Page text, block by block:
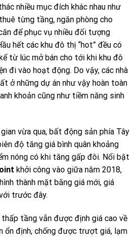
nhiều mục đích khác nhau như
từng tầng, ngăn phòng cho
để phục vụ nhiều đối tượng
hết các khu đô thị “hot” đều có
từ lúc mở bán cho tới khi khu đô
đi vào hoạt động. Do vậy, các nhà
ở những dự án như vậy hoàn toàn
khoản cũng như tiềm năng sinh
vừa qua, bất động sản phía Tây
độ tăng giá bình quân khoảng
nóng có khi tăng gấp đôi. Nổi bật
khởi công vào giữa năm 2018,
thành mặt bằng giá mới, giá
trước đây.
thấp tầng vẫn được định giá cao về
ổn định, chống được trượt giá, lạm